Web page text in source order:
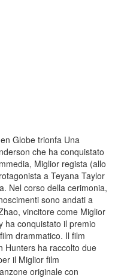
Globe trionfa Una
che ha conquistato
Miglior regista (allo
a Teyana Taylor
Nel corso della cerimonia,
sono andati a
vincitore come Miglior
ha conquistato il premio
drammatico. Il film
Hunters ha raccolto due
il Miglior film
originale con